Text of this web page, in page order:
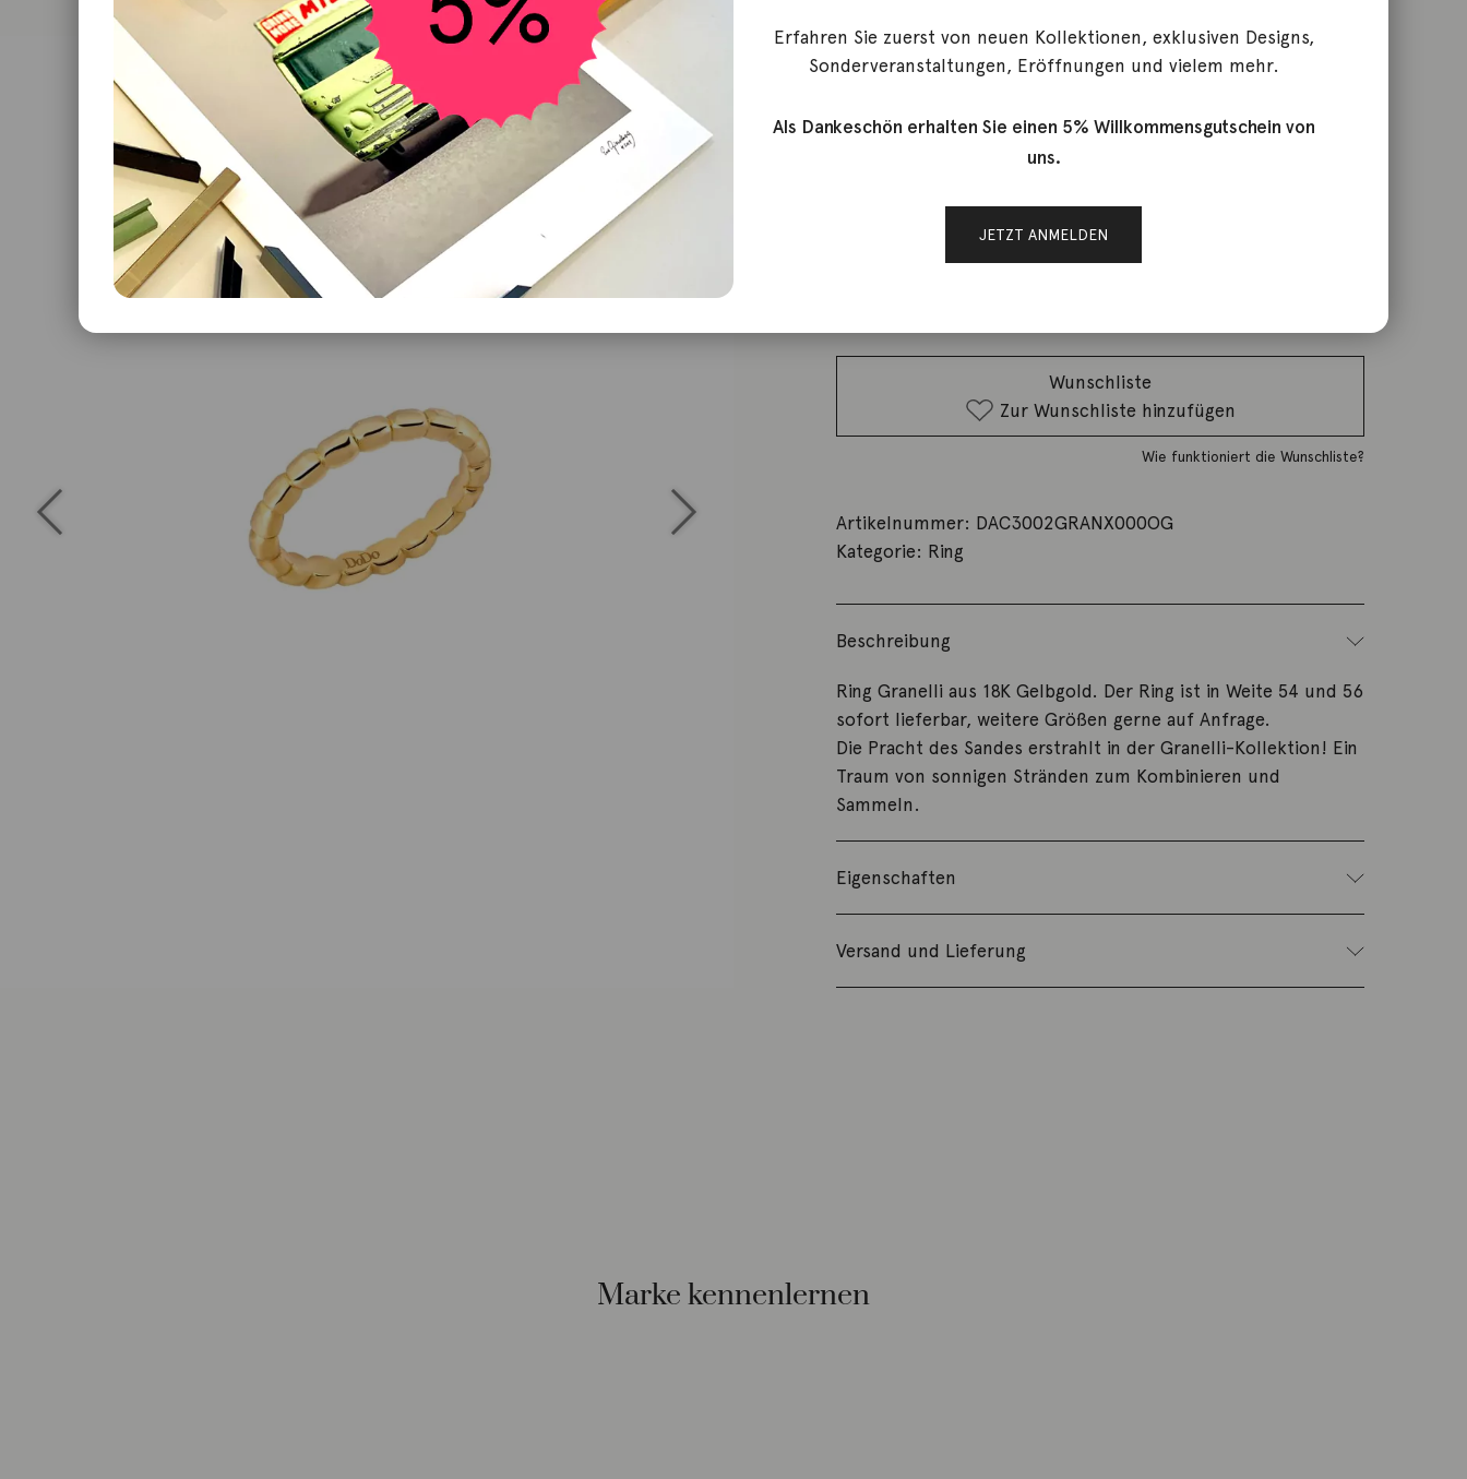
Dodo
Gelbgold
Menge
Wunschliste
Zur Wunschliste hinzufügen
Wie funktioniert die Wunschliste?
Artikelnummer: DAC3002GRANX000OG
Kategorie: Ring
Beschreibung
Ring Granelli aus 18K Gelbgold. Der Ring ist in Weite 54 und 56
sofort lieferbar, weitere Größen gerne auf Anfrage.
Die Pracht des Sandes erstrahlt in der Granelli-Kollektion! Ein
Traum von sonnigen Stränden zum Kombinieren und
Sammeln.
Eigenschaften
Versand und Lieferung
Marke kennenlernen
Erfahren Sie zuerst von neuen Kollektionen, exklusiven Designs,
Sonderveranstaltungen, Eröffnungen und vielem mehr.
Als Dankeschön erhalten Sie einen 5% Willkommensgutschein von
uns.
JETZT ANMELDEN